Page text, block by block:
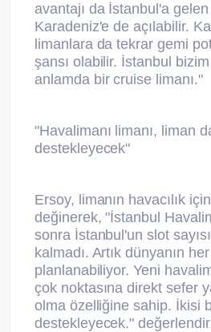
avantajı da İstanbul'a gelen
Karadeniz'e de açılabilir.
limanlara da tekrar gemi
şansı olabilir. İstanbul
anlamda bir cruise limanı."
"Havalimanı limanı, liman
destekleyecek"
Ersoy, limanın havacılık
değinerek, "İstanbul
sonra İstanbul'un slot
kalmadı. Artık dünyanın
planlanabiliyor. Yeni
çok noktasına direkt sefer
olma özelliğine sahip. İkisi
destekleyecek."